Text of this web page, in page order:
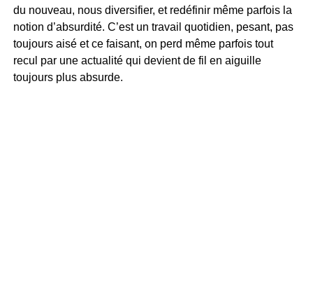
du nouveau, nous diversifier, et redéfinir même parfois la
notion d’absurdité. C’est un travail quotidien, pesant, pas
toujours aisé et ce faisant, on perd même parfois tout
recul par une actualité qui devient de fil en aiguille
toujours plus absurde.